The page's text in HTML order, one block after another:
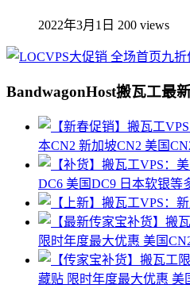
2022年3月1日 200 views
BandwagonHost搬瓦工最
本CN2 新加坡CN2 美国
DC6 美国DC9 日本软银等
限时年度最大优惠 美国
藏贴 限时年度最大优惠 美